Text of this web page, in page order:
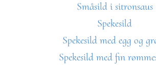
Småsild i sitronsaus
Spekesild
Spekesild med egg og
Spekesild med fin